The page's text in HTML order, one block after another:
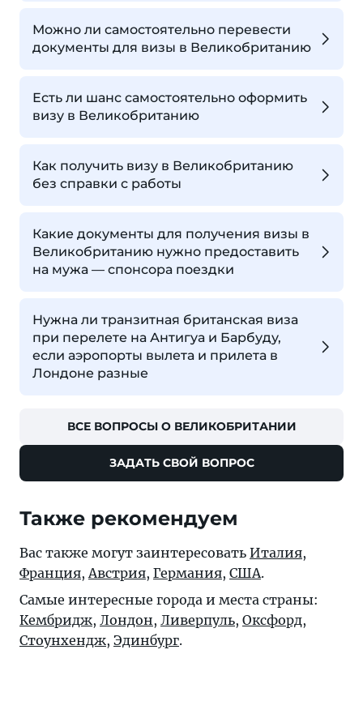
Можно ли самостоятельно перевести
документы для визы в Великобританию
Есть ли шанс самостоятельно оформить
визу в Великобританию
Как получить визу в Великобританию
без справки с работы
Какие документы для получения визы в
Великобританию нужно предоставить
на мужа — спонсора поездки
Нужна ли транзитная британская виза
при перелете на Антигуа и Барбуду,
если аэропорты вылета и прилета в
Лондоне разные
ВСЕ ВОПРОСЫ О ВЕЛИКОБРИТАНИИ
ЗАДАТЬ СВОЙ ВОПРОС
Также рекомендуем
Вас также могут заинтересовать Италия,
Франция,Австрия, Германия, США.
Самые интересные города и места страны:
Кембридж, Лондон, Ливерпуль, Оксфорд,
Стоунхендж, Эдинбург.